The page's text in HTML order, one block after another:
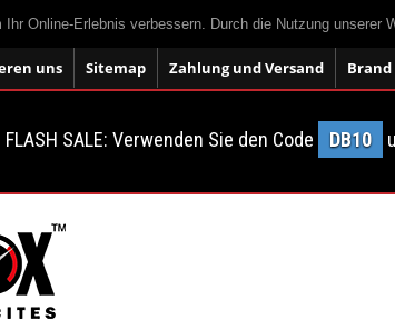
Online-Erlebnis verbessern. Durch die Nutzung unserer
uns Sitemap Zahlung und Versand
FLASH SALE: Verwenden Sie den Code DB10